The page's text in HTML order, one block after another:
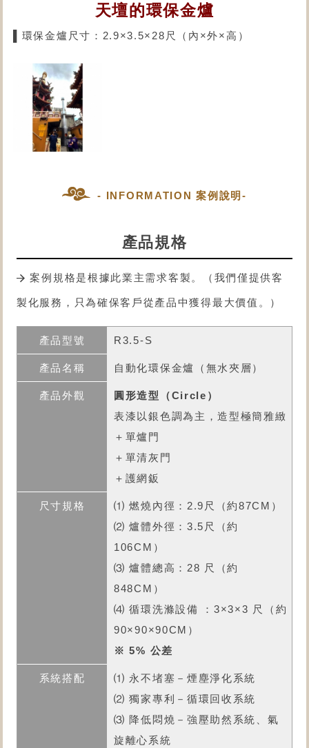
天壇的環保金爐
▌環保金爐尺寸：2.9×3.5×28尺（內×外×高）
- INFORMATION 案例說明-
產品規格
案例規格是根據此業主需求客製。（我們僅提供客
製化服務，只為確保客戶從產品中獲得最大價值。）
R3.5-S
自動化環保金爐 （無水夾層）
圓形造型（Circle）
表漆以銀色調為主，造型極簡雅緻
＋單爐門
＋單清灰門
＋護網鈑
⑴ 燃燒內徑：2.9尺（約87CM）
⑵ 爐體外徑：3.5尺（約
106CM）
⑶ 爐體總高：28 尺（約
848CM）
⑷ 循環洗滌設備 ：3×3×3 尺（約
90×90×90CM）
※ 5% 公差
⑴ 永不堵塞－煙塵淨化系統
⑵ 獨家專利－循環回收系統
⑶ 降低悶燒－強壓助然系統、氣
旋離心系統